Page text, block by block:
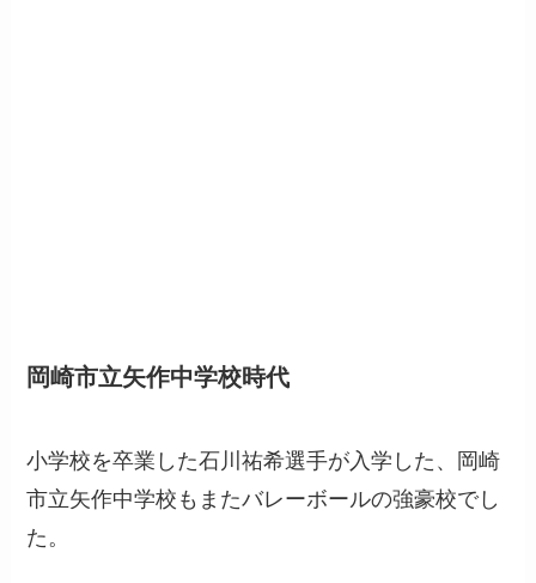
岡崎市立矢作中学校時代
小学校を卒業した石川祐希選手が入学した、岡崎
市立矢作中学校もまたバレーボールの強豪校でし
た。